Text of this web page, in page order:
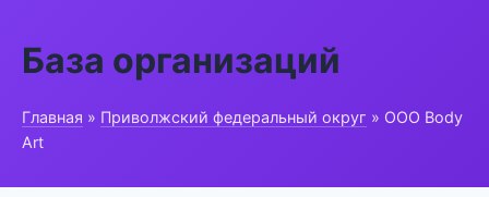
База организаций
Главная » Приволжский федеральный округ » ООО Body
Art